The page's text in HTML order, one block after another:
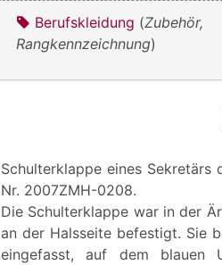
Berufskleidung (Zubehör,
Rangkennzeichnung)
Schulterklappe eines Sekretärs
Nr. 2007ZMH-0208.
Die Schulterklappe war in der
an der Halsseite befestigt. Sie
eingefasst, auf dem blauen